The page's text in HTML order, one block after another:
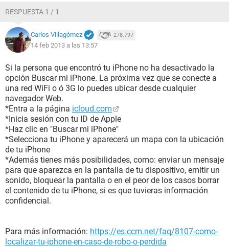
RESPUESTA 1 / 1
Carlos Villagómez 278.797
14 feb 2013 a las 13:57
Si la persona que encontró tu iPhone no ha desactivado la
opción Buscar mi iPhone. La próxima vez que se conecte a
una red WiFi o ó 3G lo puedes ubicar desde cualquier
navegador Web.
*Entra a la página icloud.com
*Inicia sesión con tu ID de Apple
*Haz clic en "Buscar mi iPhone"
*Selecciona tu iPhone y aparecerá un mapa con la ubicación
de tu iPhone
*Además tienes más posibilidades, como: enviar un mensaje
para que aparezca en la pantalla de tu dispositivo, emitir un
sonido, bloquear la pantalla o en el peor de los casos borrar
el contenido de tu iPhone, si es que tuvieras información
confidencial.
Para más información: https://es.ccm.net/faq/8107-como-
localizar-tu-iphone-en-caso-de-robo-o-perdida